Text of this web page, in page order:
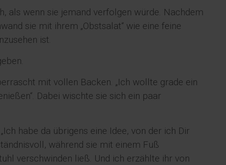
als wenn sie jemand verfolgen würde. Nachdem
sie mit ihrem „Obstsalat“ wie eine feine
ist.
mit vollen Backen. „Ich wollte grade ein
Dabei wischte sie sich ein paar
habe da übrigens eine Idee, von der ich Dir
während sie mit einem Fuß
verschwinden ließ. Und ich erzählte ihr von